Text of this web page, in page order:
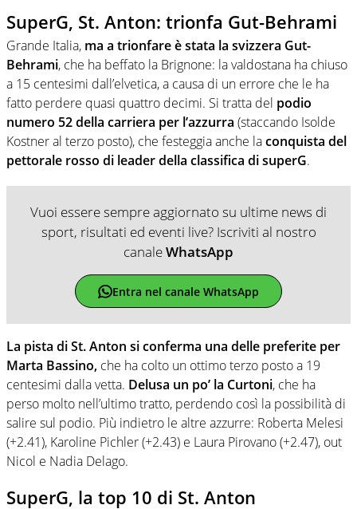
SuperG, St. Anton: trionfa Gut-Behrami
Grande Italia, ma a trionfare è stata la svizzera Gut-
Behrami, che ha beffato la Brignone: la valdostana ha chiuso
a 15 centesimi dall’elvetica, a causa di un errore che le ha
fatto perdere quasi quattro decimi. Si tratta del podio
numero 52 della carriera per l’azzurra (staccando Isolde
Kostner al terzo posto), che festeggia anche laconquista del
pettorale rosso di leader della classifica di superG.
Vuoi essere sempre aggiornato su ultime news di
sport, risultati ed eventi live? Iscriviti al nostro
canaleWhatsApp
Entra nel canale WhatsApp
La pista di St. Anton si conferma una delle preferite per
Marta Bassino, che ha colto un ottimo terzo posto a 19
centesimi dalla vetta. Delusa un po’ la Curtoni, che ha
perso molto nell’ultimo tratto, perdendo così la possibilità di
salire sul podio. Più indietro le altre azzurre: Roberta Melesi
(+2.41), Karoline Pichler (+2.43) e Laura Pirovano (+2.47), out
Nicol e Nadia Delago.
SuperG, la top 10 di St. Anton